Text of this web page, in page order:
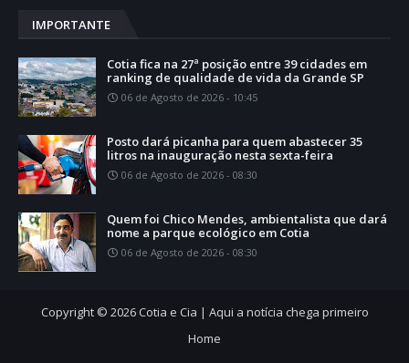
IMPORTANTE
Cotia fica na 27ª posição entre 39 cidades em
ranking de qualidade de vida da Grande SP
06 de Agosto de 2026 - 10:45
Posto dará picanha para quem abastecer 35
litros na inauguração nesta sexta-feira
06 de Agosto de 2026 - 08:30
Quem foi Chico Mendes, ambientalista que dará
nome a parque ecológico em Cotia
06 de Agosto de 2026 - 08:30
Copyright © 2026Cotia e Cia | Aqui a notícia chega primeiro
Home